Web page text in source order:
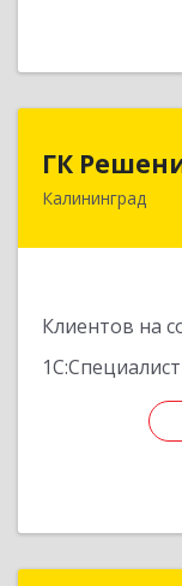
ГК
Калининград
Клиентов на
1С:Специалист
236038,